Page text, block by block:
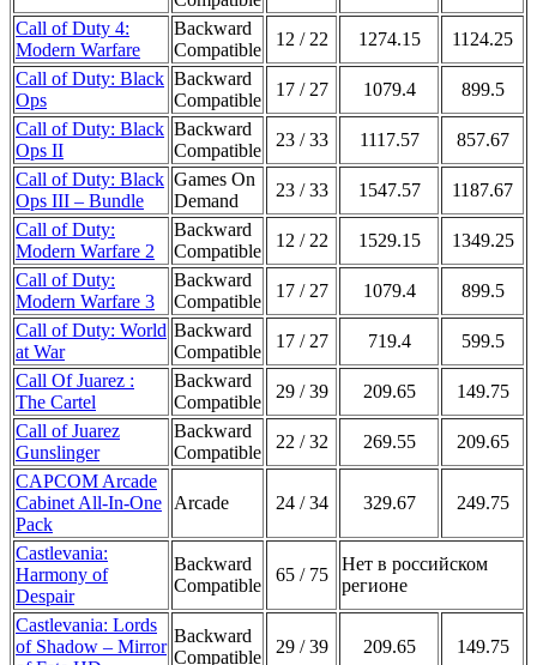
Call of Duty 4:
Modern Warfare
Backward
Compatible
12 / 22 1274.15
1124.25
Call of Duty: Black
Ops
Backward
Compatible
17 / 27 1079.4
899.5
Call of Duty: Black
Ops II
Backward
Compatible
23 / 33 1117.57
857.67
Call of Duty: Black
Ops III – Bundle
Games On
Demand
23 / 33 1547.57
1187.67
Call of Duty:
Modern Warfare 2
Backward
Compatible
12 / 22 1529.15
1349.25
Call of Duty:
Modern Warfare 3
Backward
Compatible
17 / 27 1079.4
899.5
Call of Duty: World
at War
Backward
Compatible
17 / 27 719.4
599.5
Call Of Juarez :
The Cartel
Backward
Compatible
29 / 39 209.65
149.75
Call of Juarez
Gunslinger
Backward
Compatible
22 / 32 269.55
209.65
CAPCOM Arcade
Cabinet All-In-One
Pack
Arcade 24 / 34 329.67 249.75
Castlevania:
Harmony of
Despair
Backward
Compatible
65 / 75
Нет в российском
регионе
Castlevania: Lords
of Shadow – Mirror
Backward
Compatible
29 / 39 209.65 149.75